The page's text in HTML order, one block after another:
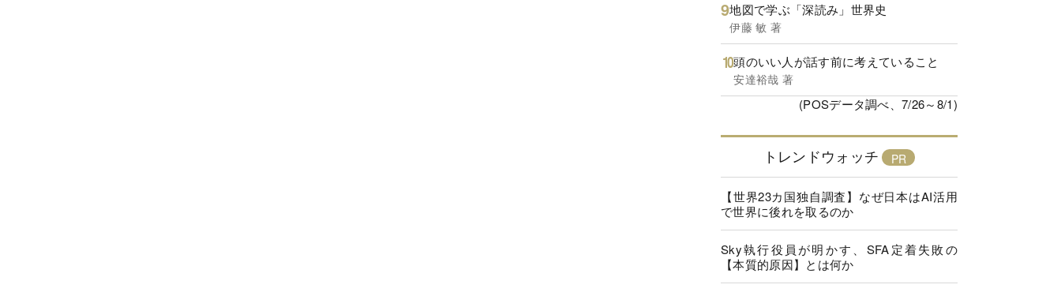
地図で学ぶ「深読み」世界史
伊藤 敏 著
頭のいい人が話す前に考えていること
安達裕哉 著
(POSデータ調べ、7/26～8/1)
トレンドウォッチ
【世界23カ国独自調査】なぜ日本はAI活用
で世界に後れを取るのか
Sky執行役員が明かす、SFA定着失敗の
【本質的原因】とは何か